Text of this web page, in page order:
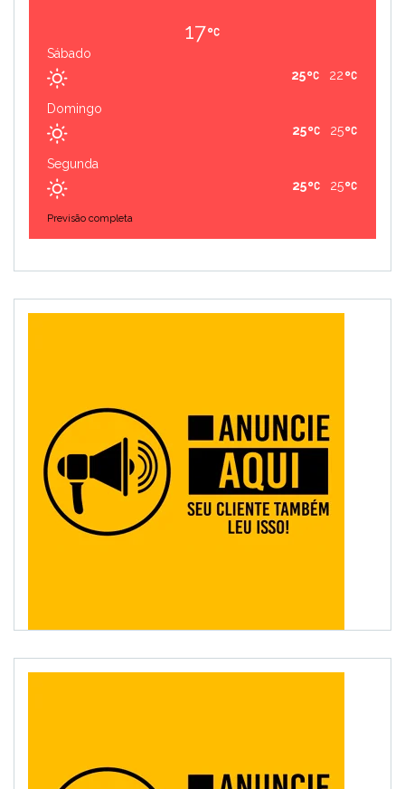
17
Sábado
22
25
Domingo
25
25
Segunda
25
25
Previsão completa